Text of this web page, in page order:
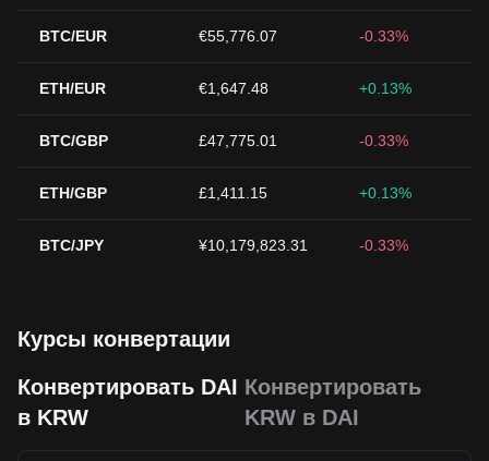
BTC/EUR €55,776.07 -0.33%
ETH/EUR €1,647.48 +0.13%
BTC/GBP £47,775.01 -0.33%
ETH/GBP £1,411.15 +0.13%
BTC/JPY ¥10,179,823.31 -0.33%
Курсы конвертации
Конвертировать DAI
в KRW
Конвертировать
KRW в DAI